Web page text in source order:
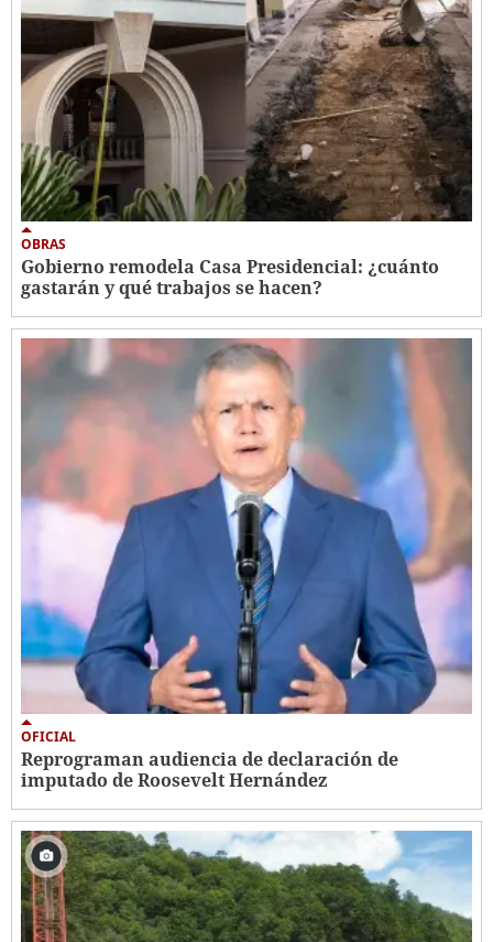
OBRAS
Gobierno remodela Casa Presidencial: ¿cuánto
gastarán y qué trabajos se hacen?
OFICIAL
Reprograman audiencia de declaración de
imputado de Roosevelt Hernández